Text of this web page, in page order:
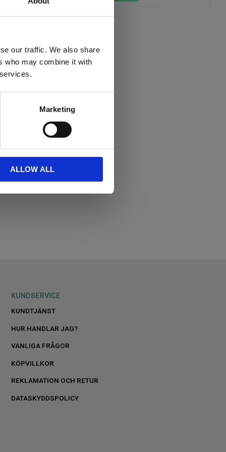
our traffic. We also share
who may combine it with
Marketing
ALLOW ALL
KUNDSERVICE
KUNDTJÄNST
HUR HANDLAR JAG?
VANLIGA FRÅGOR
KÖPVILLKOR
REKLAMATION OCH RETUR
DATASKYDDSPOLICY